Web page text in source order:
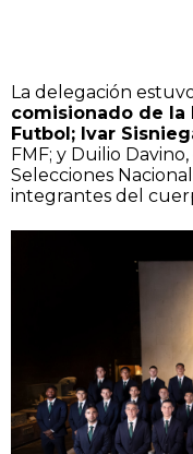
La delegación
comisionado de la
Futbol; Ivar
FMF; y Duilio
Selecciones
integrantes del